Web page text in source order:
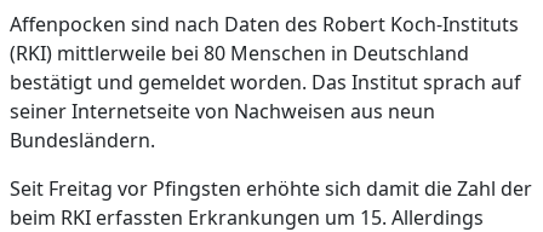
Affenpocken sind nach Daten des Robert Koch-Instituts
(RKI) mittlerweile bei 80 Menschen in Deutschland
bestätigt und gemeldet worden. Das Institut sprach auf
seiner Internetseite von Nachweisen aus neun
Bundesländern.
Seit Freitag vor Pfingsten erhöhte sich damit die Zahl der
beim RKI erfassten Erkrankungen um 15. Allerdings